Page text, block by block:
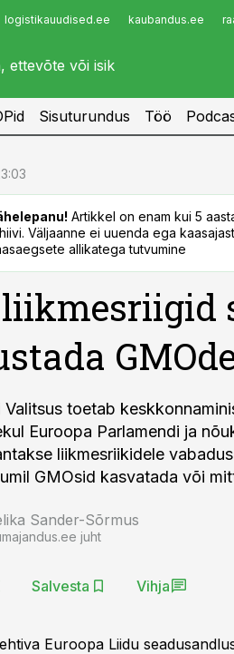
logistikauudised.ee kaubandus.ee
Infopank
Sisuturundus Töö
Artikkel on enam kui 5
Väljaanne ei uuenda ega
allikatega tutvumine
Valitsus toetab
Euroopa Parlamendi ja
liikmesriikidele
GMOsid kasvatada või
Sander-Sõrmus
juht
Salvesta Vihja
Euroopa Liidu